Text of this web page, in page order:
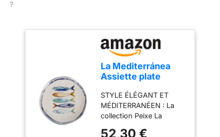
recettes sur galbani.fr
pour varier les plaisirs.
ALLERGÈNES: LAIT
DÉSIGNATION LÉGALE
italien à pâte filée au lait
de bufflonne pasteurisé
?
La Mediterránea
Assiette plate
pièces
STYLE ÉLÉGANT ET
MÉDITERRANÉEN : La
collection Peixe La
52,30 €